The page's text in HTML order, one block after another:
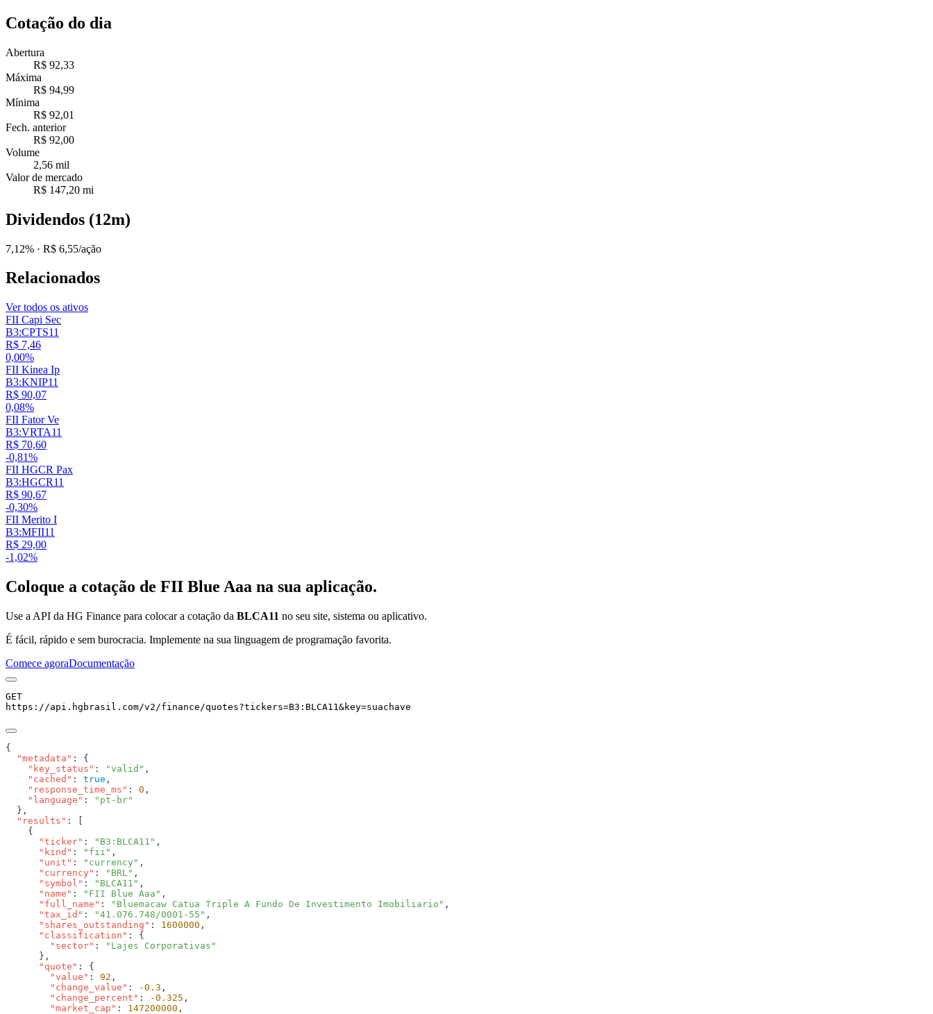
Cotação do dia
Abertura
R$ 92,33
Máxima
R$ 94,99
Mínima
R$ 92,01
Fech. anterior
R$ 92,00
Volume
2,56 mil
Valor de mercado
R$ 147,20 mi
Dividendos (12m)
7,12% · R$ 6,55/ação
Relacionados
Ver todos os ativos
FII Capi Sec
B3:CPTS11
R$ 7,46
0,00%
FII Kinea Ip
B3:KNIP11
R$ 90,07
0,08%
FII Fator Ve
B3:VRTA11
R$ 70,60
-0,81%
FII HGCR Pax
B3:HGCR11
R$ 90,67
-0,30%
FII Merito I
B3:MFII11
R$ 29,00
-1,02%
Coloque a cotação de FII Blue Aaa na sua aplicação.
Use a API da HG Finance para colocar a cotação da BLCA11 no seu site, sistema ou aplicativo.
É fácil, rápido e sem burocracia. Implemente na sua linguagem de programação favorita.
Comece agoraDocumentação
GET
https://api.hgbrasil.com/v2/finance/quotes?tickers=B3:BLCA11&key=suachave
  "metadata"
    "key_status"
: "valid"
    "cached"
: true
    "response_time_ms"
: 0
    "language"
:
  "results"
      "ticker"
: "B3:BLCA11"
      "kind"
: "fii"
      "unit"
: "currency"
      "currency"
: "BRL"
      "symbol"
: "BLCA11"
      "name"
: "FII Blue Aaa"
      "full_name"
: "Bluemacaw Catua Triple A Fundo De Investimento Imobiliario"
      "tax_id"
: "41.076.748/0001-55"
      "shares_outstanding"
: 1600000
      "classification"
        "sector"
:
      "quote"
        "value"
: 92
        "change_value"
: -0.3
        "change_percent"
: -0.325
        "market_cap"
: 147200000